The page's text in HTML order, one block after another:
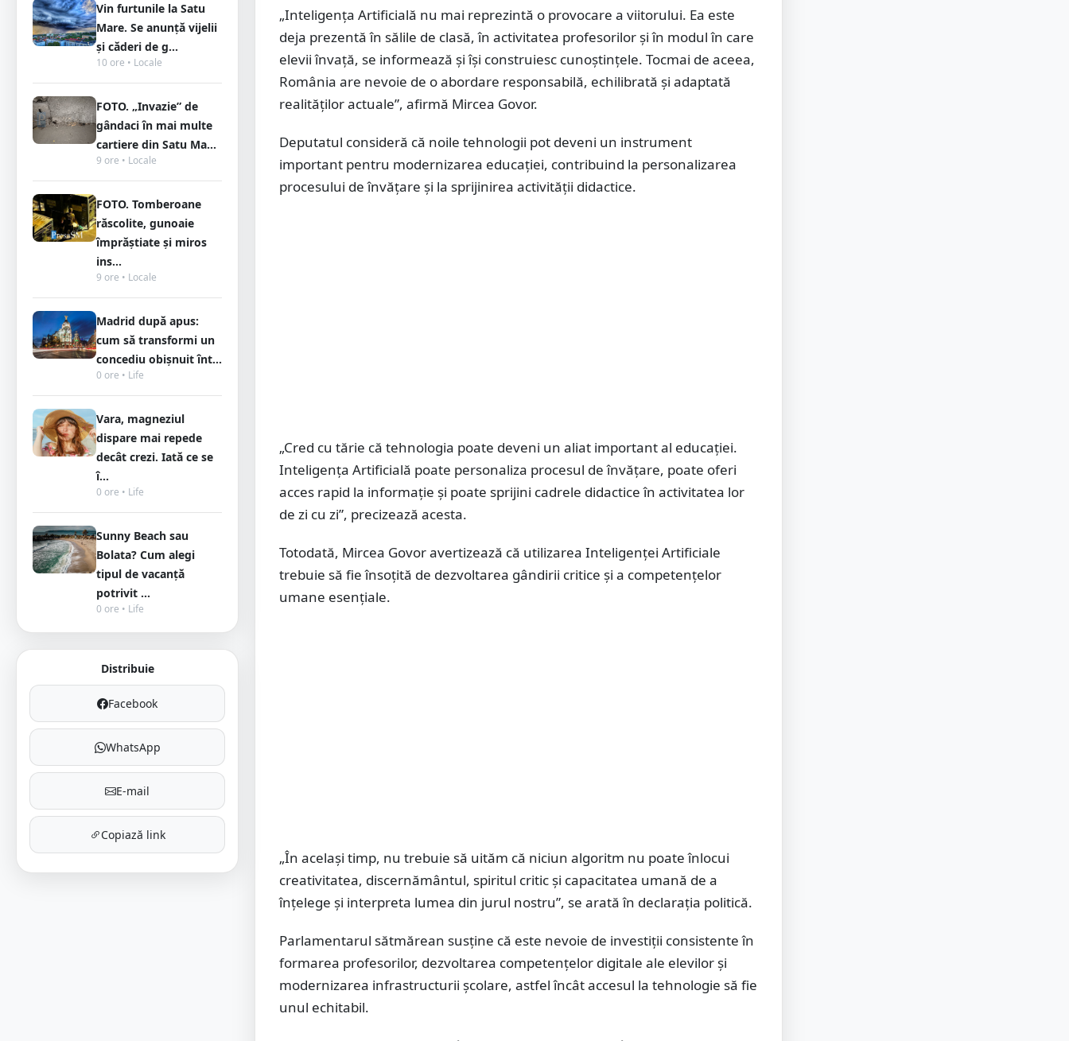
Vin furtunile la Satu
Mare. Se anunță vijelii
și căderi de g...
10 ore • Locale
FOTO. „Invazie” de
gândaci în mai multe
cartiere din Satu Ma...
9 ore • Locale
FOTO. Tomberoane
răscolite, gunoaie
împrăștiate și miros
ins...
9 ore • Locale
Madrid după apus:
cum să transformi un
concediu obișnuit înt...
0 ore • Life
Vara, magneziul
dispare mai repede
decât crezi. Iată ce se
î...
0 ore • Life
Sunny Beach sau
Bolata? Cum alegi
tipul de vacanță
potrivit ...
0 ore • Life
Distribuie
Facebook
WhatsApp
E-mail
Copiază link
„Inteligența Artificială nu mai reprezintă o provocare a viitorului. Ea este
deja prezentă în sălile de clasă, în activitatea profesorilor și în modul în care
elevii învață, se informează și își construiesc cunoștințele. Tocmai de aceea,
România are nevoie de o abordare responsabilă, echilibrată și adaptată
realităților actuale”, afirmă Mircea Govor.
Deputatul consideră că noile tehnologii pot deveni un instrument
important pentru modernizarea educației, contribuind la personalizarea
procesului de învățare și la sprijinirea activității didactice.
„Cred cu tărie că tehnologia poate deveni un aliat important al educației.
Inteligența Artificială poate personaliza procesul de învățare, poate oferi
acces rapid la informație și poate sprijini cadrele didactice în activitatea lor
de zi cu zi”, precizează acesta.
Totodată, Mircea Govor avertizează că utilizarea Inteligenței Artificiale
trebuie să fie însoțită de dezvoltarea gândirii critice și a competențelor
umane esențiale.
„În același timp, nu trebuie să uităm că niciun algoritm nu poate înlocui
creativitatea, discernământul, spiritul critic și capacitatea umană de a
înțelege și interpreta lumea din jurul nostru”, se arată în declarația politică.
Parlamentarul sătmărean susține că este nevoie de investiții consistente în
formarea profesorilor, dezvoltarea competențelor digitale ale elevilor și
modernizarea infrastructurii școlare, astfel încât accesul la tehnologie să fie
unul echitabil.